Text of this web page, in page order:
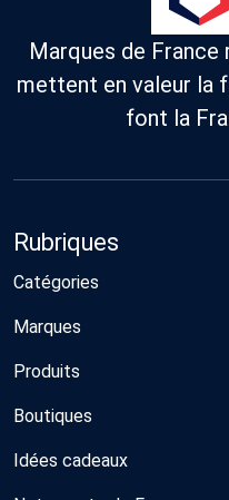
Marques de
mettent en valeur la
font la
Rubriques
Catégories
Marques
Produits
Boutiques
Idées cadeaux